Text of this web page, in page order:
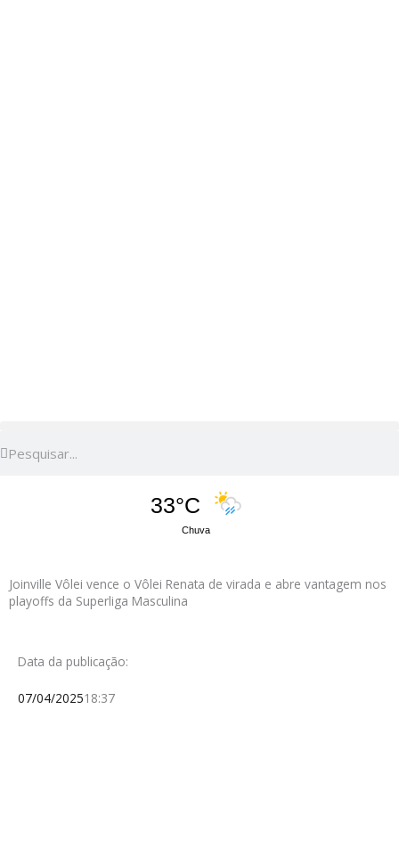
33°C
Chuva
Joinville Vôlei vence o Vôlei Renata de virada e abre vantagem nos
playoffs da Superliga Masculina
Data da publicação:
07/04/202518:37